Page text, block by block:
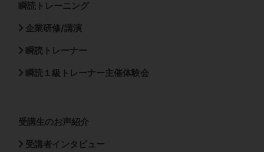
瞬読トレーニング
企業研修/講演
瞬読トレーナー
瞬読１級トレーナー主催体験会
受講生のお声紹介
受講者インタビュー